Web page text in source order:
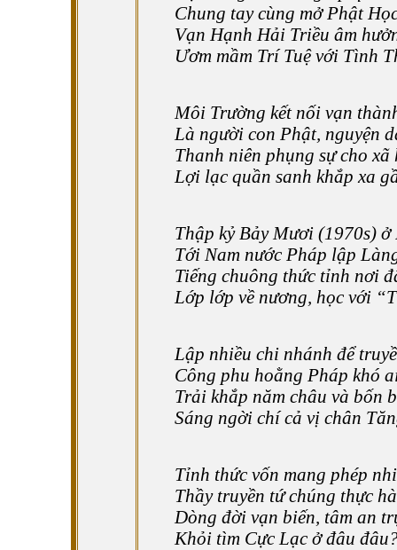
Chung tay cùng mở Phật
Vạn Hạnh Hải Triều âm
Ươm mầm Trí Tuệ với Tình
Môi Trường kết nối vạn
Là người con Phật, nguyện
Thanh niên phụng sự cho xã
Lợi lạc quần sanh khắp xa
Thập kỷ Bảy Mươi (1970s) ở
Tới Nam nước Pháp lập
Tiếng chuông thức tỉnh nơi
Lớp lớp về nương, học với
Lập nhiều chi nhánh để
Công phu hoằng Pháp khó
Trải khắp năm châu và bốn
Sáng ngời chí cả vị chân
Tỉnh thức vốn mang phép
Thầy truyền tứ chúng thực
Dòng đời vạn biến, tâm an
Khỏi tìm Cực Lạc ở đâu